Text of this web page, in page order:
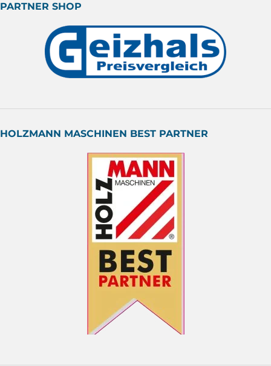
PARTNER SHOP
HOLZMANN MASCHINEN BEST PARTNER